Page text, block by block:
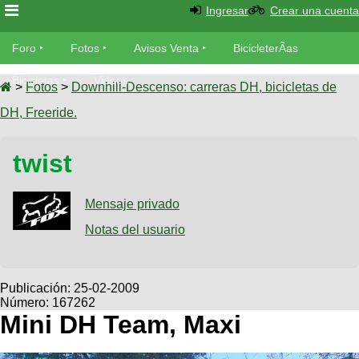
Foro
Foro
TÃ©cnica
Fotos
tu foto
Galeria
XC
Viajes
Descenso
SUBÃ
tu
Buscar
Ultimos
Fotos
BicicleterÃ­
as
Bicicletas
Tandem
Videos
Cicloturismo
Ingresar Crear una cuenta
Foro Fotos Avisos Venta BicicleterÃ­as
Bicicletas Videos
> Fotos > Downhill-Descenso: carreras DH, bicicletas de
DH, Freeride.
twist
Mensaje privado
Notas del usuario
Publicación: 25-02-2009
Número: 167262
Mini DH Team, Maxi